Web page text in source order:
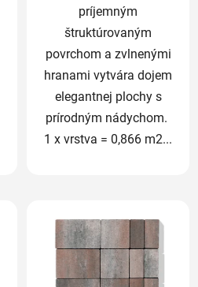
príjemným
štruktúrovaným
povrchom a zvlnenými
hranami vytvára dojem
elegantnej plochy s
prírodným nádychom.
1 x vrstva = 0,866 m2...